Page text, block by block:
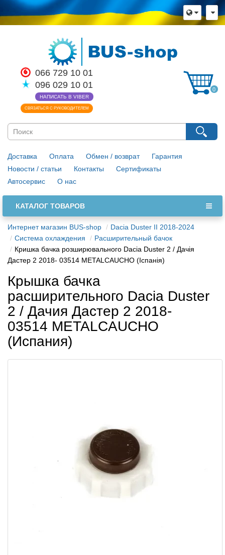
066 729 10 01
096 029 10 01
НАПИСАТЬ В VIBER
СВЯЗАТЬСЯ С РУКОВОДИТЕЛЕМ
0
Доставка Оплата Обмен / возврат
Гарантия
Новости / статьи
Контакты
Сертификаты
Автосервис
О нас
КАТАЛОГ ТОВАРОВ
Интернет магазин BUS-shop
Dacia Duster II 2018-2024
Система охлаждения
Расширительный бачок
Кришка бачка розширювального Dacia Duster 2 / Дачія
Дастер 2 2018- 03514 METALCAUCHO (Іспанія)
Крышка бачка
расширительного Dacia Duster
2 / Дачия Дастер 2 2018-
03514 METALCAUCHO
(Испания)